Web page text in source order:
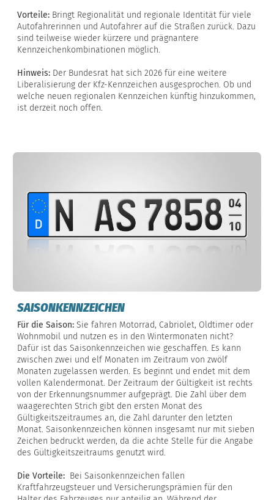
Vorteile: Bringt Regionalität und regionale Identität für viele
Autofahrerinnen und Autofahrer auf die Straßen zurück. Dazu
sind teilweise wieder kürzere und prägnantere
Kennzeichenkombinationen möglich.
Hinweis: Der Bundesrat hat sich 2026 für eine weitere
Liberalisierung der Kfz-Kennzeichen ausgesprochen. Ob und
welche neuen regionalen Kennzeichen künftig hinzukommen,
ist derzeit noch offen.
SAISONKENNZEICHEN
Für die Saison: Sie fahren Motorrad, Cabriolet, Oldtimer oder
Wohnmobil und nutzen es in den Wintermonaten nicht?
Dafür ist das Saisonkennzeichen wie geschaffen. Es kann
zwischen zwei und elf Monaten im Zeitraum von zwölf
Monaten zugelassen werden. Es beginnt und endet mit dem
vollen Kalendermonat. Der Zeitraum der Gültigkeit ist rechts
von der Erkennungsnummer aufgeprägt. Die Zahl über dem
waagerechten Strich gibt den ersten Monat des
Gültigkeitszeitraumes an, die Zahl darunter den letzten
Monat. Saisonkennzeichen können insgesamt nur mit sieben
Zeichen bedruckt werden, da die achte Stelle für die Angabe
des Gültigkeitszeitraums genutzt wird.
Die Vorteile: Bei Saisonkennzeichen fallen
Kraftfahrzeugsteuer und Versicherungsprämien für den